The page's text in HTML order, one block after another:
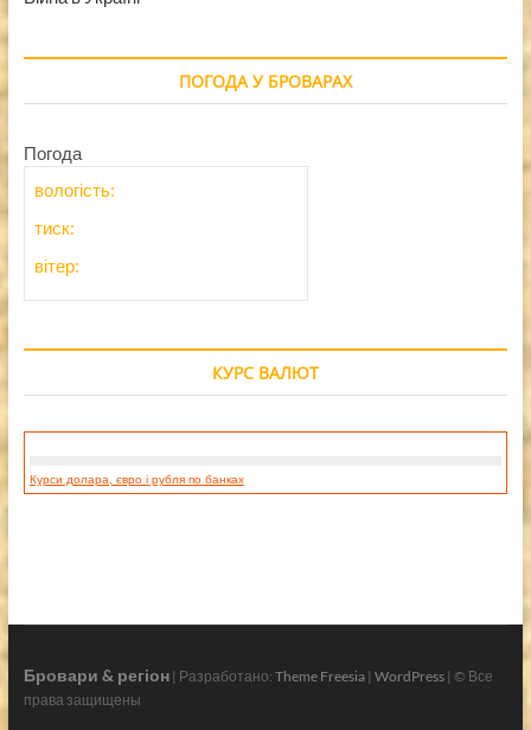
ПОГОДА У БРОВАРАХ
Погода
вологість:
тиск:
вітер:
КУРС ВАЛЮТ
Курси долара, євро і рубля по банках
Бровари & регіон| Разработано: Theme Freesia| WordPress| © Все
права защищены